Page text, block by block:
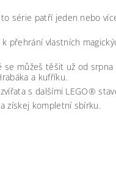
série patří jeden nebo
přehrání vlastních
můžeš těšit už od
a kufříku.
s dalšími LEGO®
získej kompletní sbírku.